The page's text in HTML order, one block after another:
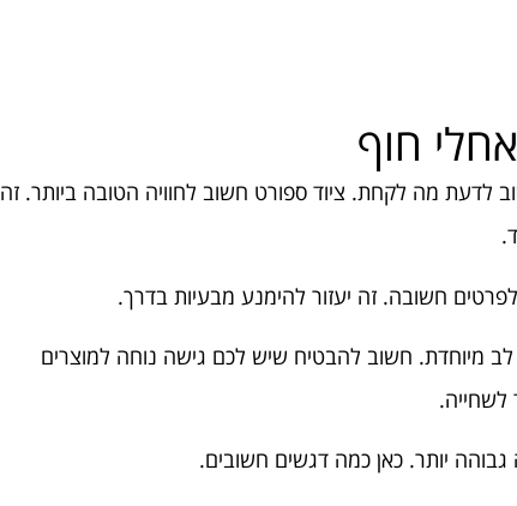
חוף
לדעת מה לקחת. ציוד ספורט חשוב לחוויה הטובה ביותר. זה
חשובה. זה יעזור להימנע מבעיות בדרך.
מיוחדת. חשוב להבטיח שיש לכם גישה נוחה למוצרים
לשחייה.
יותר. כאן כמה דגשים חשובים.